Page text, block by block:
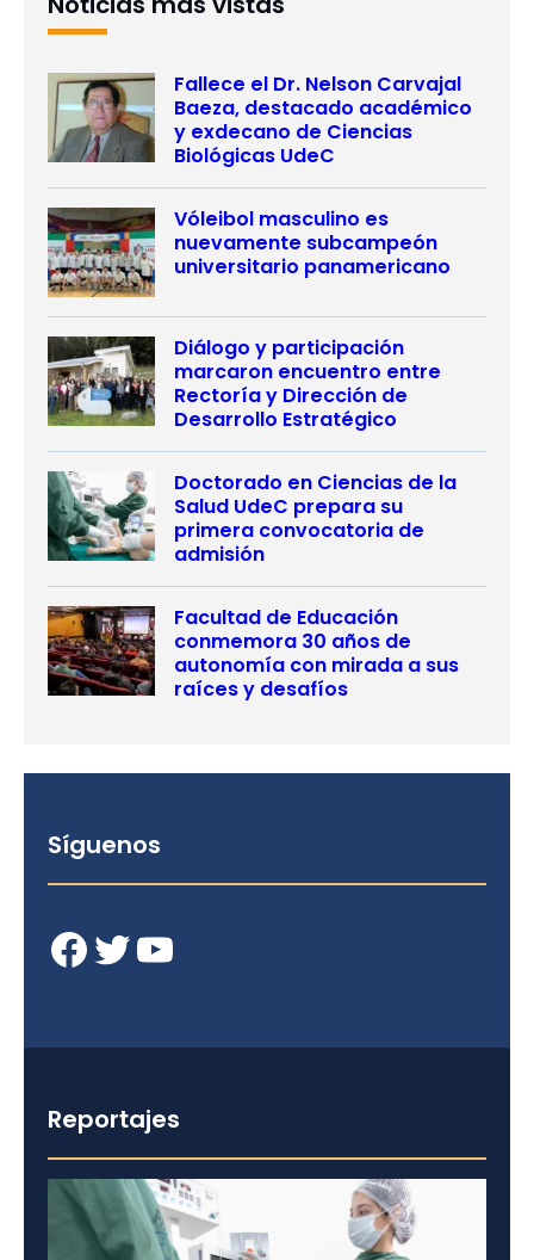
Fallece el Dr. Nelson Carvajal
Baeza, destacado académico
y exdecano de Ciencias
Biológicas UdeC
Vóleibol masculino es
nuevamente subcampeón
universitario panamericano
Diálogo y participación
marcaron encuentro entre
Rectoría y Dirección de
Desarrollo Estratégico
Doctorado en Ciencias de la
Salud UdeC prepara su
primera convocatoria de
admisión
Facultad de Educación
conmemora 30 años de
autonomía con mirada a sus
raíces y desafíos
Síguenos
Facebook Twitter YouTube
Reportajes